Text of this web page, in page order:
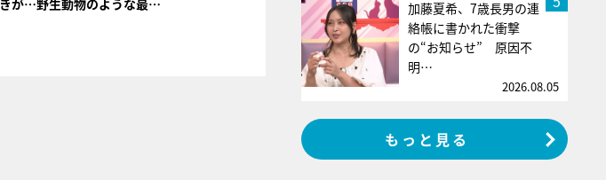
きが…野生動物のような最…
加藤夏希、7歳長男の連
絡帳に書かれた衝撃
の“お知らせ” 原因不
明…
2026.08.05
もっと見る